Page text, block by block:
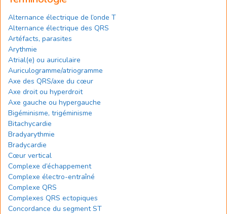
Alternance électrique de l’onde T
Alternance électrique des QRS
Artéfacts, parasites
Arythmie
Atrial(e) ou auriculaire
Auriculogramme/atriogramme
Axe des QRS/axe du cœur
Axe droit ou hyperdroit
Axe gauche ou hypergauche
Bigéminisme, trigéminisme
Bitachycardie
Bradyarythmie
Bradycardie
Cœur vertical
Complexe d’échappement
Complexe électro-entraîné
Complexe QRS
Complexes QRS ectopiques
Concordance du segment ST